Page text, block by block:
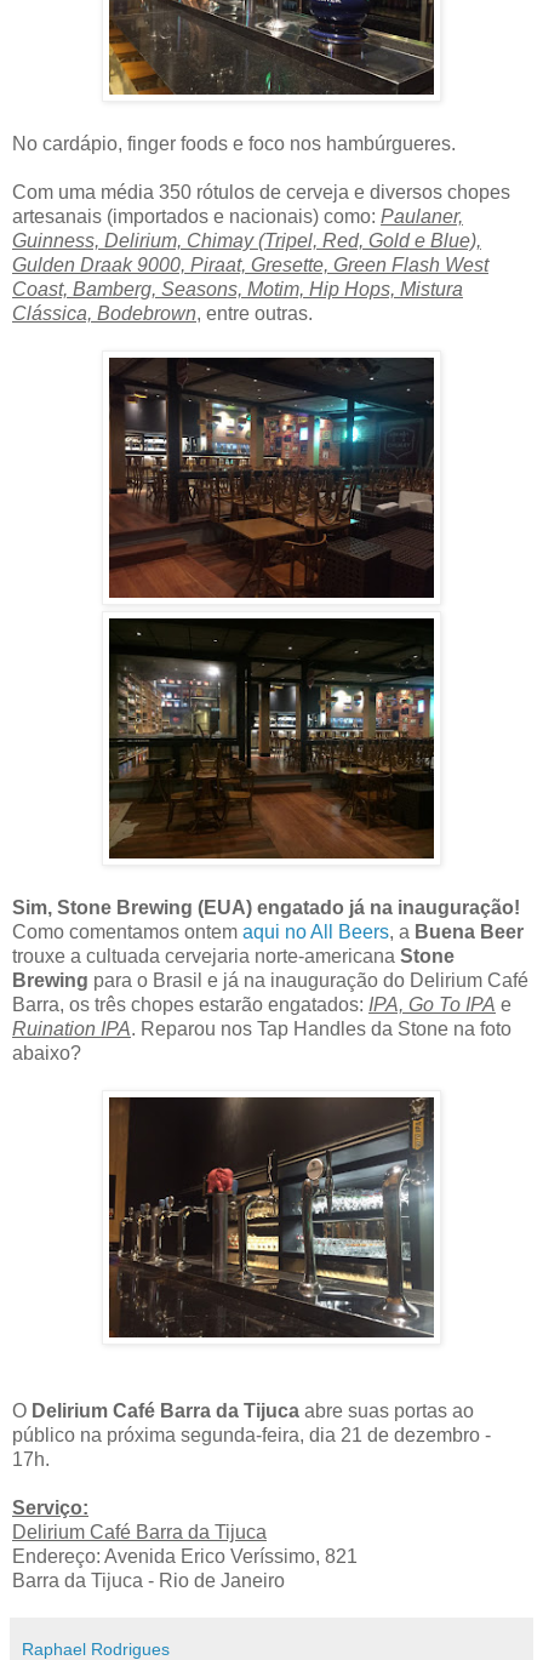
No cardápio, finger foods e foco nos hambúrgueres.
Com uma média 350 rótulos de cerveja e diversos chopes
artesanais (importados e nacionais) como: Paulaner,
Guinness, Delirium, Chimay (Tripel, Red, Gold e Blue),
Gulden Draak 9000, Piraat, Gresette, Green Flash West
Coast, Bamberg, Seasons, Motim, Hip Hops, Mistura
Clássica, Bodebrown, entre outras.
Sim, Stone Brewing (EUA) engatado já na inauguração!
Como comentamos ontem aqui no All Beers, a Buena Beer
trouxe a cultuada cervejaria norte-americana Stone
Brewing para o Brasil e já na inauguração do Delirium Café
Barra, os três chopes estarão engatados: IPA, Go To IPA e
Ruination IPA. Reparou nos Tap Handles da Stone na foto
abaixo?
O Delirium Café Barra da Tijuca abre suas portas ao
público na próxima segunda-feira, dia 21 de dezembro -
17h.
Serviço:
Delirium Café Barra da Tijuca
Endereço: Avenida Erico Veríssimo, 821
Barra da Tijuca - Rio de Janeiro
Raphael Rodrigues